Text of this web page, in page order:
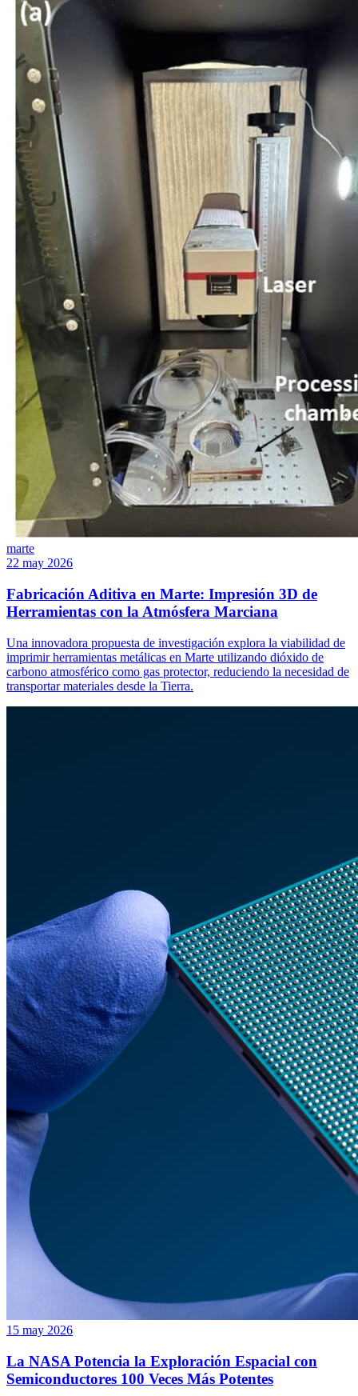
marte
22 may 2026
Fabricación Aditiva en Marte: Impresión 3D de
Herramientas con la Atmósfera Marciana
Una innovadora propuesta de investigación explora la viabilidad de
imprimir herramientas metálicas en Marte utilizando dióxido de
carbono atmosférico como gas protector, reduciendo la necesidad de
transportar materiales desde la Tierra.
15 may 2026
La NASA Potencia la Exploración Espacial con
Semiconductores 100 Veces Más Potentes